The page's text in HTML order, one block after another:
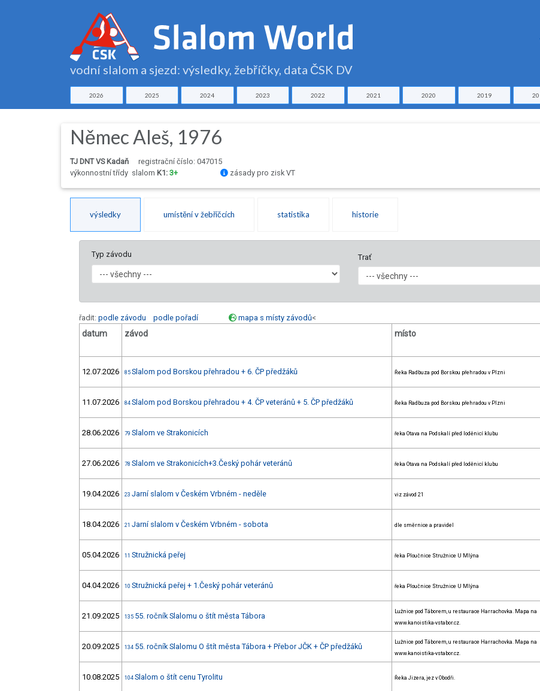
vodní slalom a sjezd: výsledky, žebříčky, data ČSK DV
2026 2025 2024 2023 2022 2021 2020 2019
Němec Aleš, 1976
TJ DNT VS Kadaň
registrační číslo: 047015
výkonnostní třídy slalom K1: 3+ zásady pro zisk VT
výsledky umístění v žebříčcích statistika historie
Typ závodu Trať
řadit: podle závodu podle pořadí mapa s místy závodů<
datum závod místo
12.07.2026 85 Slalom pod Borskou přehradou + 6. ČP předžáků Řeka Radbuza pod Borskou přehradou v Plzni
11.07.2026 84 Slalom pod Borskou přehradou + 4. ČP veteránů + 5. ČP předžáků Řeka Radbuza pod Borskou přehradou v Plzni
28.06.2026 79 Slalom ve Strakonicích řeka Otava na Podskalí před loděnicí klubu
27.06.2026 78 Slalom ve Strakonicích+3.Český pohár veteránů řeka Otava na Podskalí před loděnicí klubu
19.04.2026 23 Jarní slalom v Českém Vrbném - neděle viz závod 21
18.04.2026 21 Jarní slalom v Českém Vrbném - sobota dle směrnice a pravidel
05.04.2026 11 Stružnická peřej řeka Ploučnice Stružnice U Mlýna
04.04.2026 10 Stružnická peřej + 1.Český pohár veteránů řeka Ploučnice Stružnice U Mlýna
21.09.2025 135 55. ročník Slalomu o štít města Tábora
Lužnice pod Táborem, u restaurace Harrachovka. Mapa na
www.kanoistika-vstabor.cz.
20.09.2025 134 55. ročník Slalomu O štít města Tábora + Přebor JČK + ČP předžáků
Lužnice pod Táborem, u restaurace Harrachovka. Mapa na
www.kanoistika-vstabor.cz.
10.08.2025 104 Slalom o štít cenu Tyrolitu Řeka Jizera, jez v Obodři.